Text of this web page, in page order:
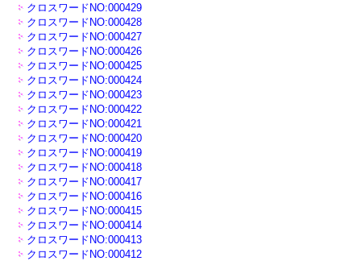
クロスワードNO:000429
クロスワードNO:000428
クロスワードNO:000427
クロスワードNO:000426
クロスワードNO:000425
クロスワードNO:000424
クロスワードNO:000423
クロスワードNO:000422
クロスワードNO:000421
クロスワードNO:000420
クロスワードNO:000419
クロスワードNO:000418
クロスワードNO:000417
クロスワードNO:000416
クロスワードNO:000415
クロスワードNO:000414
クロスワードNO:000413
クロスワードNO:000412